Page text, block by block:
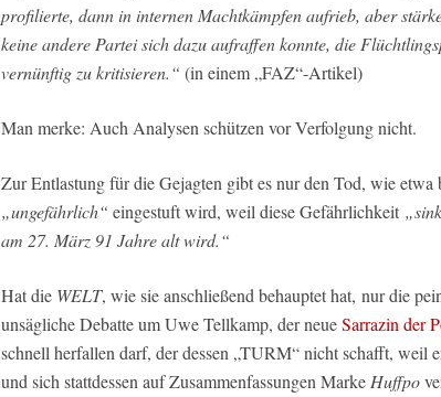
profilierte, dann in internen Machtkämpfen aufrieb, aber
keine andere Partei sich dazu aufraffen konnte, die
vernünftig zu kritisieren.“ (in einem „FAZ“-Artikel)
Man merke: Auch Analysen schützen vor Verfolgung nicht.
Zur Entlastung für die Gejagten gibt es nur den Tod, wie etwa
„ungefährlich“ eingestuft wird, weil diese Gefährlichkeit
am 27. März 91 Jahre alt wird.“
Hat die WELT, wie sie anschließend behauptet hat, nur die
unsägliche Debatte um Uwe Tellkamp, der neueSarrazin der
schnell herfallen darf, der dessen „TURM“ nicht schafft, weil
und sich stattdessen auf Zusammenfassungen Marke Huffpo